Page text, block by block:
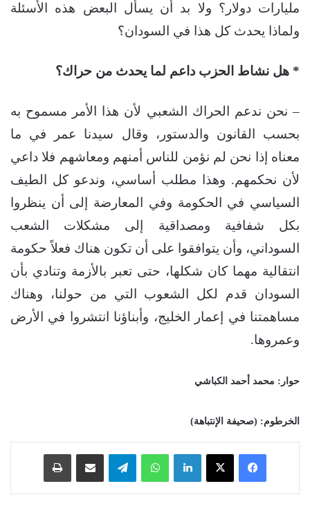
مليارات دولار؟ ولا بد أن يسأل البعض هذه الأسئلة
ولماذا يحدث كل هذا في السودان؟
* هل نشاط الحزب داعم لما يحدث من حراك؟
– نحن ندعم الحراك الشعبي لأن هذا الأمر مسموح به
بحسب القانون والدستور، وقال سيدنا عمر في ما
معناه إذا نحن لم نؤمن للناس أمنهم ومعاشهم فلا داعي
لأن نحكمهم. وهذا مطلب أساسي، وندعو كل الطيف
السياسي في الحكومة وفي المعارضة إلى أن ينظروا
بكل شفافية ومصداقية إلى مشكلات الشعب
السوداني، وأن يتوافقوا على أن تكون هناك فعلاً حكومة
انتقالية مهما كان شكلها، حتى تعبر بالأزمة وتنادي بأن
السودان قدم لكل الشعوب التي من حولنا، وهناك
مساهمتنا في إعمار الخليج، وأبناؤنا انتشروا في الأرض
وعمروها.
حوار: محمد أحمد الكباشي
الخرطوم: (صحيفة الإنتباهة)
فيسبوك ‫X لينكدإن واتساب تيلقرام